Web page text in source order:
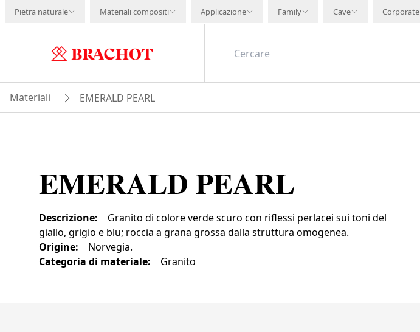
Pietra naturale Materiali compositi Applicazione Family Cave Corporate
Materiali EMERALD PEARL
EMERALD PEARL
Descrizione:
Granito di colore verde scuro con riflessi perlacei sui toni del
giallo, grigio e blu; roccia a grana grossa dalla struttura omogenea.
Origine:
Norvegia.
Categoria di materiale: Granito